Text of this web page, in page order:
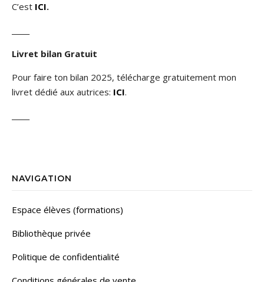
C’est ICI.
Livret bilan Gratuit
Pour faire ton bilan 2025, télécharge gratuitement mon
livret dédié aux autrices: ICI.
NAVIGATION
Espace élèves (formations)
Bibliothèque privée
Politique de confidentialité